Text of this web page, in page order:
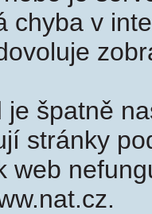
chyba v
je špatně
stránky
web